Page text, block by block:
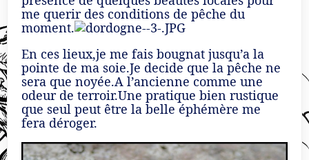
me querir des conditions de pêche du
moment.
En ces lieux,je me fais bougnat jusqu’a la
pointe de ma soie.Je decide que la pêche ne
sera que noyée.A l’ancienne comme une
odeur de terroir.Une pratique bien rustique
que seul peut être la belle éphémère me
fera déroger.